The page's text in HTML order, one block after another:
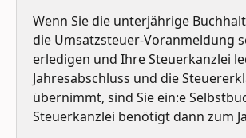
Wenn Sie die unterjährige
die Umsatzsteuer-Voranmeldung
erledigen und Ihre Steuerkanzlei
Jahresabschluss und die
übernimmt, sind Sie ein:e
Steuerkanzlei benötigt dann zum